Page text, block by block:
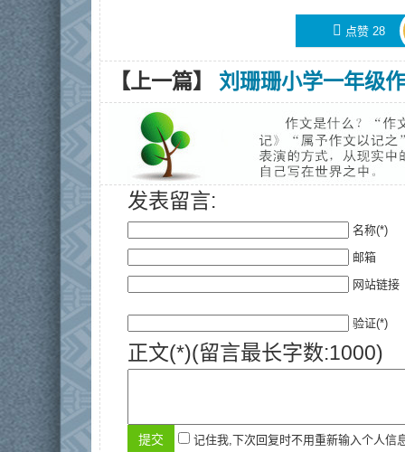
󰄼 点赞 28
【上一篇】 刘珊珊小学一年级
发表留言:
名称(*)
邮箱
网站链接
验证(*)
正文(*)(留言最长字数:1000)
记住我,下次回复时不用重新输入个人信